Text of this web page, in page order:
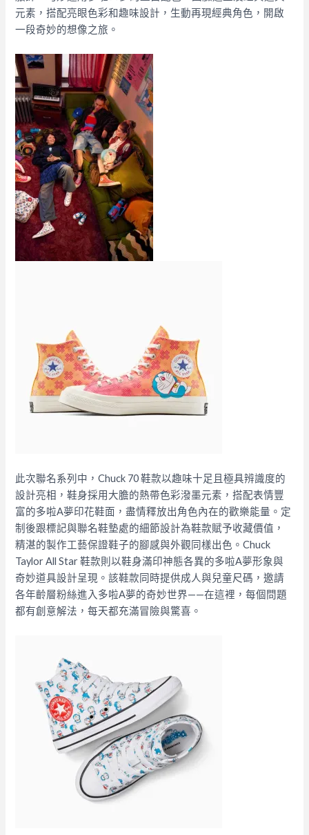
元素，搭配亮眼色彩和趣味設計，生動再現經典角色，開啟
一段奇妙的想像之旅。
此次聯名系列中，Chuck 70 鞋款以趣味十足且極具辨識度的
設計亮相，鞋身採用大膽的熱帶色彩潑墨元素，搭配表情豐
富的多啦A夢印花鞋面，盡情釋放出角色內在的歡樂能量。定
制後跟標記與聯名鞋墊處的細節設計為鞋款賦予收藏價值，
精湛的製作工藝保證鞋子的腳感與外觀同樣出色。Chuck
Taylor All Star 鞋款則以鞋身滿印神態各異的多啦A夢形象與
奇妙道具設計呈現。該鞋款同時提供成人與兒童尺碼，邀請
各年齡層粉絲進入多啦A夢的奇妙世界——在這裡，每個問題
都有創意解法，每天都充滿冒險與驚喜。